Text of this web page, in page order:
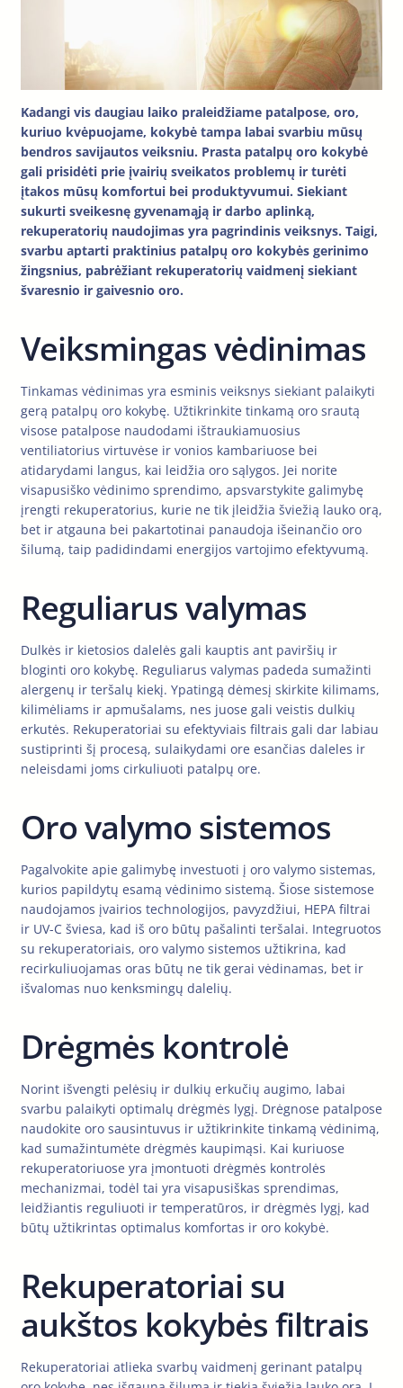
Kadangi vis daugiau laiko praleidžiame patalpose, oro,
kuriuo kvėpuojame, kokybė tampa labai svarbiu mūsų
bendros savijautos veiksniu. Prasta patalpų oro kokybė
gali prisidėti prie įvairių sveikatos problemų ir turėti
įtakos mūsų komfortui bei produktyvumui. Siekiant
sukurti sveikesnę gyvenamąją ir darbo aplinką,
rekuperatorių naudojimas yra pagrindinis veiksnys. Taigi,
svarbu aptarti praktinius patalpų oro kokybės gerinimo
žingsnius, pabrėžiant rekuperatorių vaidmenį siekiant
švaresnio ir gaivesnio oro.
Veiksmingas vėdinimas
Tinkamas vėdinimas yra esminis veiksnys siekiant palaikyti
gerą patalpų oro kokybę. Užtikrinkite tinkamą oro srautą
visose patalpose naudodami ištraukiamuosius
ventiliatorius virtuvėse ir vonios kambariuose bei
atidarydami langus, kai leidžia oro sąlygos. Jei norite
visapusiško vėdinimo sprendimo, apsvarstykite galimybę
įrengti rekuperatorius, kurie ne tik įleidžia šviežią lauko orą,
bet ir atgauna bei pakartotinai panaudoja išeinančio oro
šilumą, taip padidindami energijos vartojimo efektyvumą.
Reguliarus valymas
Dulkės ir kietosios dalelės gali kauptis ant paviršių ir
bloginti oro kokybę. Reguliarus valymas padeda sumažinti
alergenų ir teršalų kiekį. Ypatingą dėmesį skirkite kilimams,
kilimėliams ir apmušalams, nes juose gali veistis dulkių
erkutės. Rekuperatoriai su efektyviais filtrais gali dar labiau
sustiprinti šį procesą, sulaikydami ore esančias daleles ir
neleisdami joms cirkuliuoti patalpų ore.
Oro valymo sistemos
Pagalvokite apie galimybę investuoti į oro valymo sistemas,
kurios papildytų esamą vėdinimo sistemą. Šiose sistemose
naudojamos įvairios technologijos, pavyzdžiui, HEPA filtrai
ir UV-C šviesa, kad iš oro būtų pašalinti teršalai. Integruotos
su rekuperatoriais, oro valymo sistemos užtikrina, kad
recirkuliuojamas oras būtų ne tik gerai vėdinamas, bet ir
išvalomas nuo kenksmingų dalelių.
Drėgmės kontrolė
Norint išvengti pelėsių ir dulkių erkučių augimo, labai
svarbu palaikyti optimalų drėgmės lygį. Drėgnose patalpose
naudokite oro sausintuvus ir užtikrinkite tinkamą vėdinimą,
kad sumažintumėte drėgmės kaupimąsi. Kai kuriuose
rekuperatoriuose yra įmontuoti drėgmės kontrolės
mechanizmai, todėl tai yra visapusiškas sprendimas,
leidžiantis reguliuoti ir temperatūros, ir drėgmės lygį, kad
būtų užtikrintas optimalus komfortas ir oro kokybė.
Rekuperatoriai su
aukštos kokybės filtrais
Rekuperatoriai atlieka svarbų vaidmenį gerinant patalpų